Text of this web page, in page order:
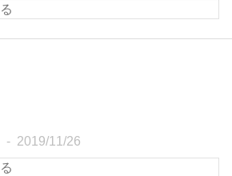
2019/11/26